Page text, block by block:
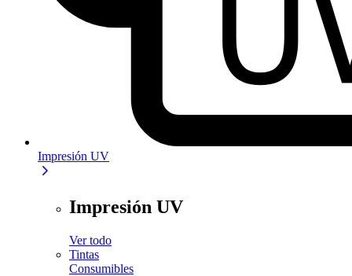
Impresión UV
Impresión UV
Ver todo
Tintas
Consumibles